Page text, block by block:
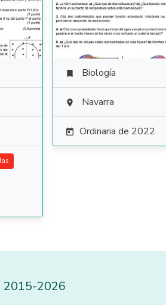
 Biología
 Navarra
 Ordinaria de 2022
2015-2026